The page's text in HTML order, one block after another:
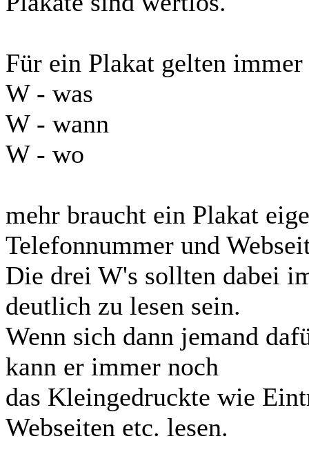
Für ein Plakat gelten
W - was
W - wann
W - wo
mehr braucht ein Plakat
Telefonnummer und
Die drei W's sollten dabei
deutlich zu lesen sein.
Wenn sich dann jemand
kann er immer noch
das Kleingedruckte wie
Webseiten etc. lesen.